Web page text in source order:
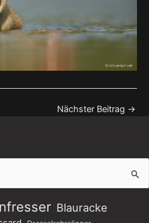
Nächster Beitrag →
Blauracke